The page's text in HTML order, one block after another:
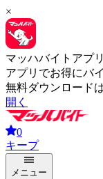
×
マッハバイトアプリ
アプリでお得にバ
無料ダウンロード
開く
0
キープ
メニュー